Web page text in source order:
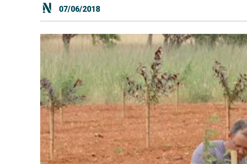
07/06/2018